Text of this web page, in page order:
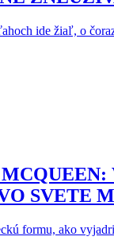
ide žiaľ, o
SVETE
formu, ako